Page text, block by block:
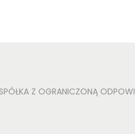
Z OGRANICZONĄ